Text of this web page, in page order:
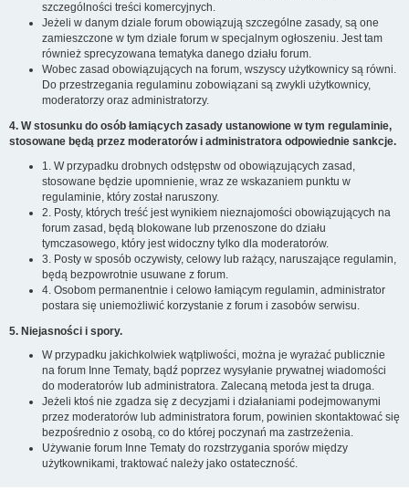
szczególności treści komercyjnych.
Jeżeli w danym dziale forum obowiązują szczególne zasady, są one
zamieszczone w tym dziale forum w specjalnym ogłoszeniu. Jest tam
również sprecyzowana tematyka danego działu forum.
Wobec zasad obowiązujących na forum, wszyscy użytkownicy są równi.
Do przestrzegania regulaminu zobowiązani są zwykli użytkownicy,
moderatorzy oraz administratorzy.
4. W stosunku do osób łamiących zasady ustanowione w tym regulaminie,
stosowane będą przez moderatorów i administratora odpowiednie sankcje.
1. W przypadku drobnych odstępstw od obowiązujących zasad,
stosowane będzie upomnienie, wraz ze wskazaniem punktu w
regulaminie, który został naruszony.
2. Posty, których treść jest wynikiem nieznajomości obowiązujących na
forum zasad, będą blokowane lub przenoszone do działu
tymczasowego, który jest widoczny tylko dla moderatorów.
3. Posty w sposób oczywisty, celowy lub rażący, naruszające regulamin,
będą bezpowrotnie usuwane z forum.
4. Osobom permanentnie i celowo łamiącym regulamin, administrator
postara się uniemożliwić korzystanie z forum i zasobów serwisu.
5. Niejasności i spory.
W przypadku jakichkolwiek wątpliwości, można je wyrażać publicznie
na forum Inne Tematy, bądź poprzez wysyłanie prywatnej wiadomości
do moderatorów lub administratora. Zalecaną metoda jest ta druga.
Jeżeli ktoś nie zgadza się z decyzjami i działaniami podejmowanymi
przez moderatorów lub administratora forum, powinien skontaktować się
bezpośrednio z osobą, co do której poczynań ma zastrzeżenia.
Używanie forum Inne Tematy do rozstrzygania sporów między
użytkownikami, traktować należy jako ostateczność.